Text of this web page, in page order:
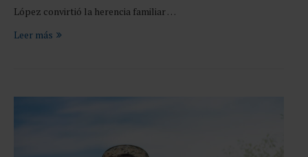
López convirtió la herencia familiar …
Leer más